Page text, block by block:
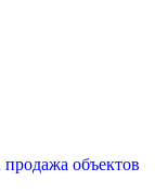
объектов